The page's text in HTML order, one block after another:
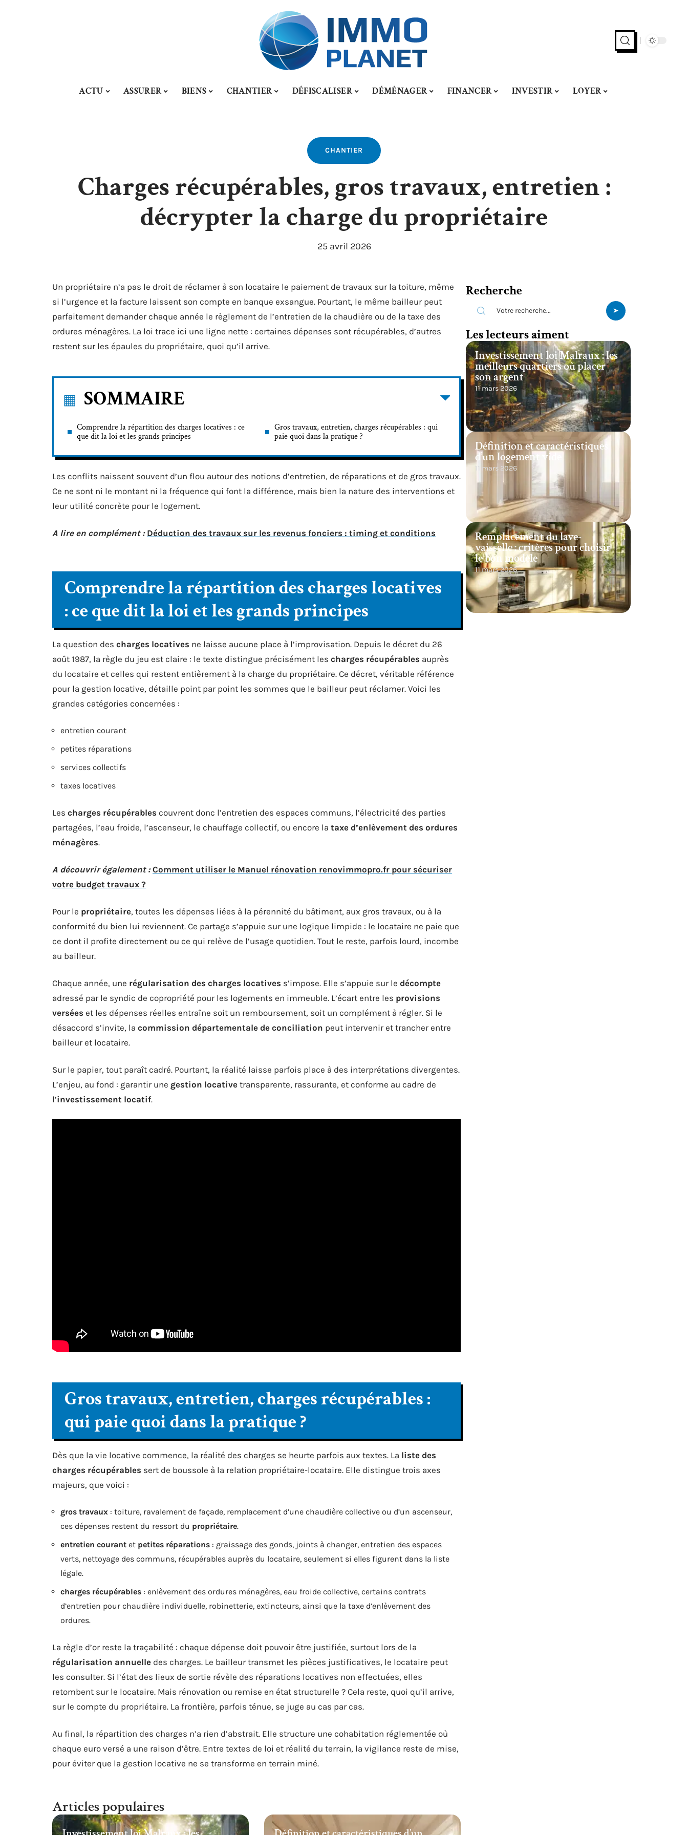
ACTU ASSURER BIENS CHANTIER DÉFISCALISER DÉMÉNAGER FINANCER INVESTIR LOYER
CHANTIER
Charges récupérables, gros travaux, entretien :
décrypter la charge du propriétaire
25 avril 2026
Un propriétaire n’a pas le droit de réclamer à son locataire le paiement de travaux sur la toiture, même
si l’urgence et la facture laissent son compte en banque exsangue. Pourtant, le même bailleur peut
parfaitement demander chaque année le règlement de l’entretien de la chaudière ou de la taxe des
ordures ménagères. La loi trace ici une ligne nette : certaines dépenses sont récupérables, d’autres
restent sur les épaules du propriétaire, quoi qu’il arrive.
SOMMAIRE
Comprendre la répartition des charges locatives : ce
que dit la loi et les grands principes
Gros travaux, entretien, charges récupérables : qui
paie quoi dans la pratique ?
Les conflits naissent souvent d’un flou autour des notions d’entretien, de réparations et de gros travaux.
Ce ne sont ni le montant ni la fréquence qui font la différence, mais bien la nature des interventions et
leur utilité concrète pour le logement.
A lire en complément : Déduction des travaux sur les revenus fonciers : timing et conditions
Comprendre la répartition des charges locatives
: ce que dit la loi et les grands principes
La question des charges locatives ne laisse aucune place à l’improvisation. Depuis le décret du 26
août 1987, la règle du jeu est claire : le texte distingue précisément les charges récupérables auprès
du locataire et celles qui restent entièrement à la charge du propriétaire. Ce décret, véritable référence
pour la gestion locative, détaille point par point les sommes que le bailleur peut réclamer. Voici les
grandes catégories concernées :
entretien courant
petites réparations
services collectifs
taxes locatives
Les charges récupérables couvrent donc l’entretien des espaces communs, l’électricité des parties
partagées, l’eau froide, l’ascenseur, le chauffage collectif, ou encore la taxe d’enlèvement des ordures
ménagères.
A découvrir également : Comment utiliser le Manuel rénovation renovimmopro.fr pour sécuriser
votre budget travaux ?
Pour le propriétaire, toutes les dépenses liées à la pérennité du bâtiment, aux gros travaux, ou à la
conformité du bien lui reviennent. Ce partage s’appuie sur une logique limpide : le locataire ne paie que
ce dont il profite directement ou ce qui relève de l’usage quotidien. Tout le reste, parfois lourd, incombe
au bailleur.
Chaque année, une régularisation des charges locatives s’impose. Elle s’appuie sur le décompte
adressé par le syndic de copropriété pour les logements en immeuble. L’écart entre les provisions
versées et les dépenses réelles entraîne soit un remboursement, soit un complément à régler. Si le
désaccord s’invite, la commission départementale de conciliation peut intervenir et trancher entre
bailleur et locataire.
Sur le papier, tout paraît cadré. Pourtant, la réalité laisse parfois place à des interprétations divergentes.
L’enjeu, au fond : garantir une gestion locative transparente, rassurante, et conforme au cadre de
l’investissement locatif.
Gros travaux, entretien, charges récupérables :
qui paie quoi dans la pratique ?
Dès que la vie locative commence, la réalité des charges se heurte parfois aux textes. La liste des
charges récupérables sert de boussole à la relation propriétaire-locataire. Elle distingue trois axes
majeurs, que voici :
gros travaux : toiture, ravalement de façade, remplacement d’une chaudière collective ou d’un ascenseur,
ces dépenses restent du ressort du propriétaire.
entretien courant et petites réparations : graissage des gonds, joints à changer, entretien des espaces
verts, nettoyage des communs, récupérables auprès du locataire, seulement si elles figurent dans la liste
légale.
charges récupérables : enlèvement des ordures ménagères, eau froide collective, certains contrats
d’entretien pour chaudière individuelle, robinetterie, extincteurs, ainsi que la taxe d’enlèvement des
ordures.
La règle d’or reste la traçabilité : chaque dépense doit pouvoir être justifiée, surtout lors de la
régularisation annuelle des charges. Le bailleur transmet les pièces justificatives, le locataire peut
les consulter. Si l’état des lieux de sortie révèle des réparations locatives non effectuées, elles
retombent sur le locataire. Mais rénovation ou remise en état structurelle ? Cela reste, quoi qu’il arrive,
sur le compte du propriétaire. La frontière, parfois ténue, se juge au cas par cas.
Au final, la répartition des charges n’a rien d’abstrait. Elle structure une cohabitation réglementée où
chaque euro versé a une raison d’être. Entre textes de loi et réalité du terrain, la vigilance reste de mise,
pour éviter que la gestion locative ne se transforme en terrain miné.
Articles populaires
Recherche
Les lecteurs aiment
Investissement loi Malraux : les
meilleurs quartiers où placer
son argent
11 mars 2026
Définition et caractéristiques
d’un logement vide
11 mars 2026
Remplacement du lave-
vaisselle : critères pour choisir
le bon modèle
11 mars 2026